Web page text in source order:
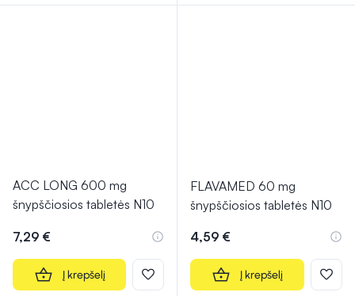
ACC LONG 600 mg
šnypščiosios tabletės N10
7,29 €
Į krepšelį
FLAVAMED 60 mg
šnypščiosios tabletės N10
4,59 €
Į krepšelį